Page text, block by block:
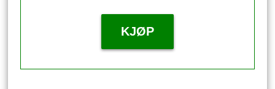
KJØP